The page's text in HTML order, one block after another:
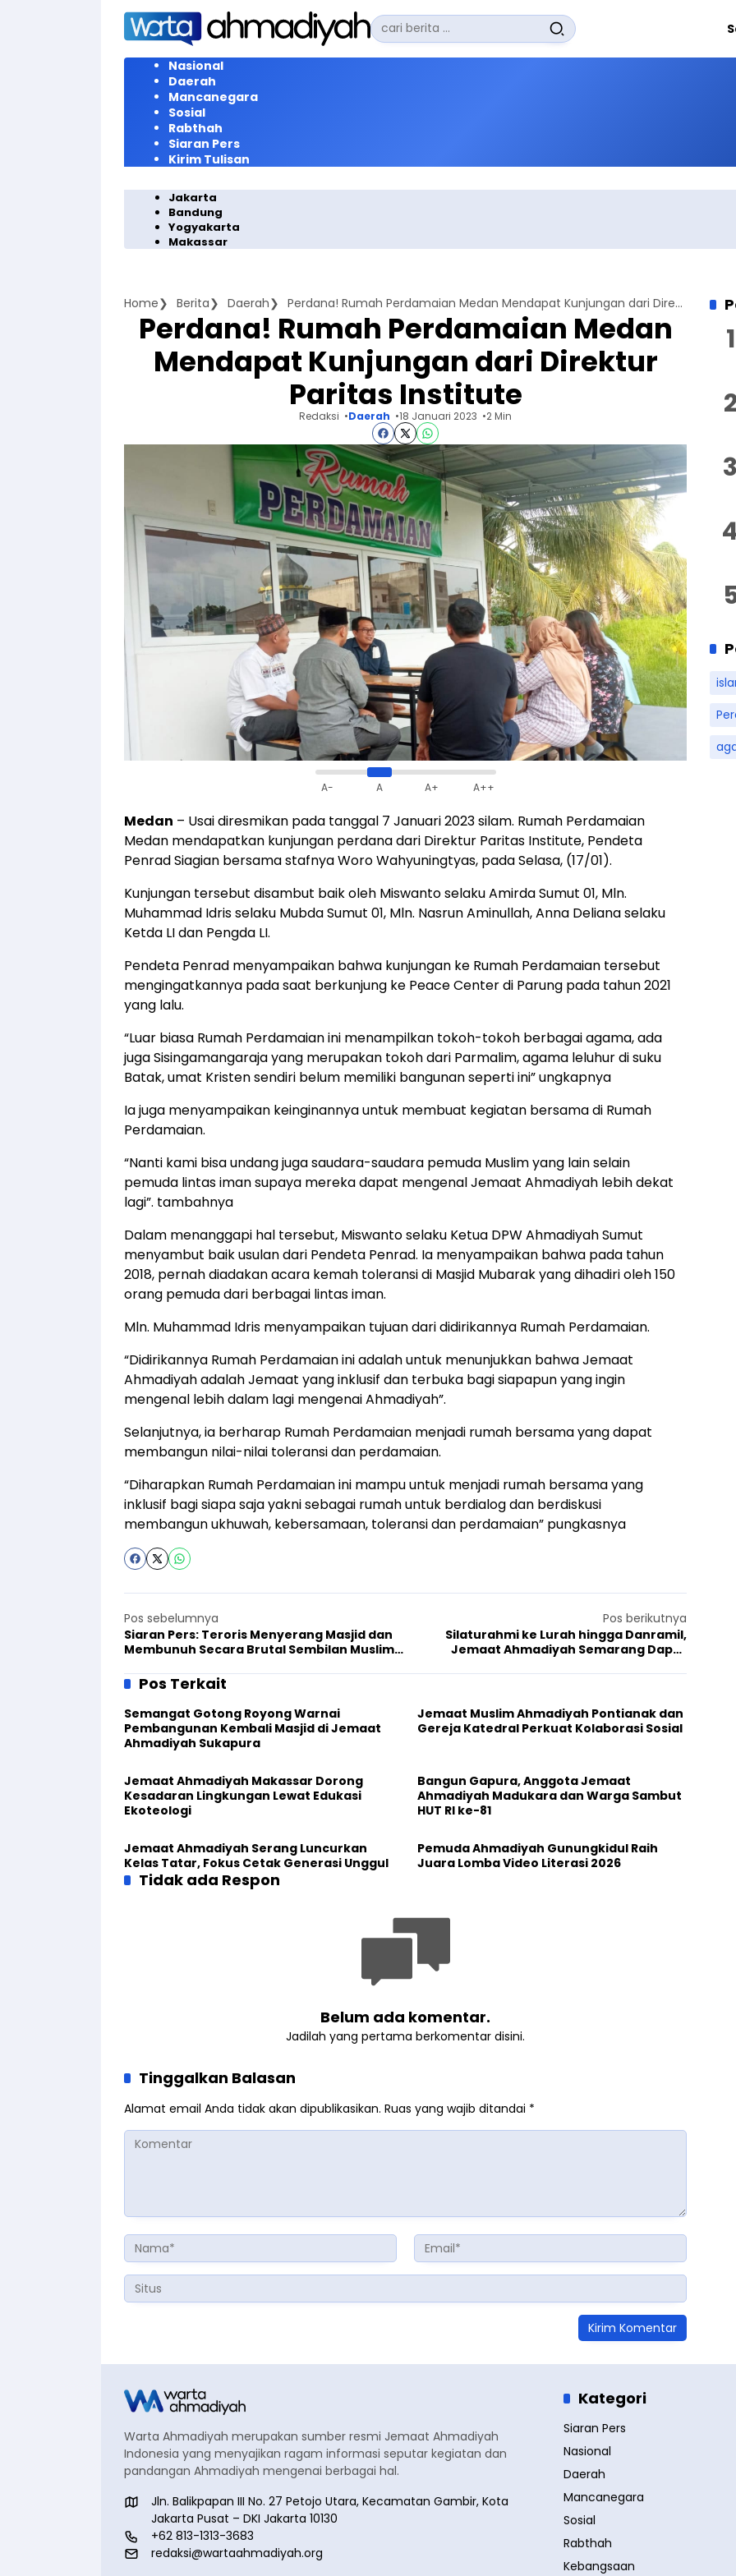
Langsung
konten
Pencarian
untuk:
Nasional
Daerah
Mancanegara
Sosial
Rabthah
Siaran Pers
Kirim Tulisan
Jakarta
Bandung
Yogyakarta
Makassar
Home Berita Daerah Perdana! Rumah Perdamaian Medan Mendapat Kunjungan dari Direktur Paritas Institute
Perdana! Rumah Perdamaian Medan
Mendapat Kunjungan dari Direktur
Paritas Institute
Redaksi Daerah 18 Januari 2023 2 Min
A- A A+ A++
Medan – Usai diresmikan pada tanggal 7 Januari 2023 silam. Rumah Perdamaian
Medan mendapatkan kunjungan perdana dari Direktur Paritas Institute, Pendeta
Penrad Siagian bersama stafnya Woro Wahyuningtyas, pada Selasa, (17/01).
Kunjungan tersebut disambut baik oleh Miswanto selaku Amirda Sumut 01, Mln.
Muhammad Idris selaku Mubda Sumut 01, Mln. Nasrun Aminullah, Anna Deliana selaku
Ketda LI dan Pengda LI.
Pendeta Penrad menyampaikan bahwa kunjungan ke Rumah Perdamaian tersebut
mengingatkannya pada saat berkunjung ke Peace Center di Parung pada tahun 2021
yang lalu.
“Luar biasa Rumah Perdamaian ini menampilkan tokoh-tokoh berbagai agama, ada
juga Sisingamangaraja yang merupakan tokoh dari Parmalim, agama leluhur di suku
Batak, umat Kristen sendiri belum memiliki bangunan seperti ini” ungkapnya
Ia juga menyampaikan keinginannya untuk membuat kegiatan bersama di Rumah
Perdamaian.
“Nanti kami bisa undang juga saudara-saudara pemuda Muslim yang lain selain
pemuda lintas iman supaya mereka dapat mengenal Jemaat Ahmadiyah lebih dekat
lagi”. tambahnya
Dalam menanggapi hal tersebut, Miswanto selaku Ketua DPW Ahmadiyah Sumut
menyambut baik usulan dari Pendeta Penrad. Ia menyampaikan bahwa pada tahun
2018, pernah diadakan acara kemah toleransi di Masjid Mubarak yang dihadiri oleh 150
orang pemuda dari berbagai lintas iman.
Mln. Muhammad Idris menyampaikan tujuan dari didirikannya Rumah Perdamaian.
“Didirikannya Rumah Perdamaian ini adalah untuk menunjukkan bahwa Jemaat
Ahmadiyah adalah Jemaat yang inklusif dan terbuka bagi siapapun yang ingin
mengenal lebih dalam lagi mengenai Ahmadiyah”.
Selanjutnya, ia berharap Rumah Perdamaian menjadi rumah bersama yang dapat
membangun nilai-nilai toleransi dan perdamaian.
“Diharapkan Rumah Perdamaian ini mampu untuk menjadi rumah bersama yang
inklusif bagi siapa saja yakni sebagai rumah untuk berdialog dan berdiskusi
membangun ukhuwah, kebersamaan, toleransi dan perdamaian” pungkasnya
Pos sebelumnya
Siaran Pers: Teroris Menyerang Masjid dan
Membunuh Secara Brutal Sembilan Muslim
Pos berikutnya
Silaturahmi ke Lurah hingga Danramil,
Jemaat Ahmadiyah Semarang Dapat
Pos Terkait
Semangat Gotong Royong Warnai
Pembangunan Kembali Masjid di Jemaat
Ahmadiyah Sukapura
Jemaat Muslim Ahmadiyah Pontianak dan
Gereja Katedral Perkuat Kolaborasi Sosial
Jemaat Ahmadiyah Makassar Dorong
Kesadaran Lingkungan Lewat Edukasi
Ekoteologi
Bangun Gapura, Anggota Jemaat
Ahmadiyah Madukara dan Warga Sambut
HUT RI ke-81
Jemaat Ahmadiyah Serang Luncurkan
Kelas Tatar, Fokus Cetak Generasi Unggul
Pemuda Ahmadiyah Gunungkidul Raih
Juara Lomba Video Literasi 2026
Tidak ada Respon
Belum ada komentar.
Jadilah yang pertama berkomentar disini.
Tinggalkan Balasan
Alamat email Anda tidak akan dipublikasikan. Ruas yang wajib ditandai *
Warta Ahmadiyah merupakan sumber resmi Jemaat Ahmadiyah
Indonesia yang menyajikan ragam informasi seputar kegiatan dan
pandangan Ahmadiyah mengenai berbagai hal.
Jln. Balikpapan III No. 27 Petojo Utara, Kecamatan Gambir, Kota
Jakarta Pusat – DKI Jakarta 10130
+62 813-1313-3683
redaksi@wartaahmadiyah.org
Kategori
Siaran Pers
Nasional
Daerah
Mancanegara
Sosial
Rabthah
Kebangsaan